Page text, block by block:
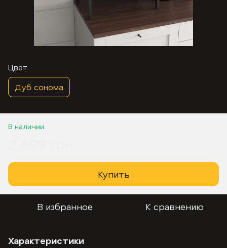
Цвет
Дуб сонома
В наличии
Купить
В избранное К сравнению
Характеристики